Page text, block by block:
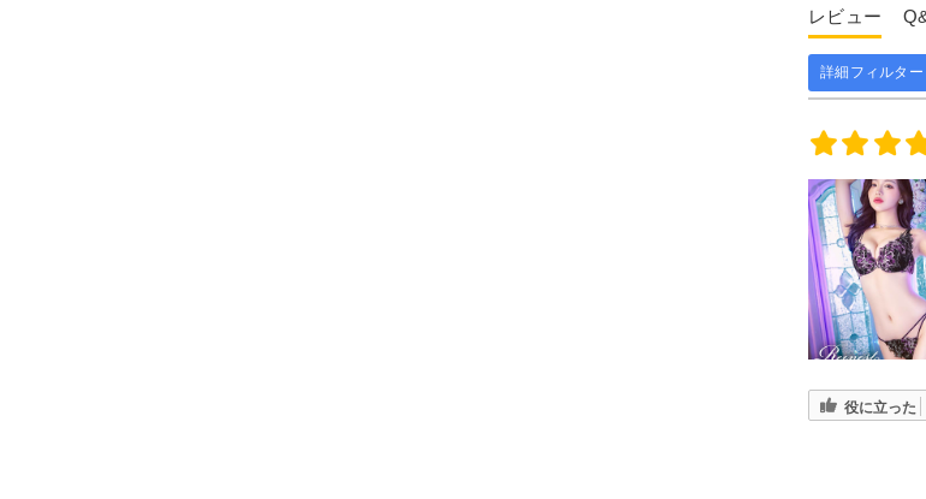
レビュー
詳細フィルター
役に立った